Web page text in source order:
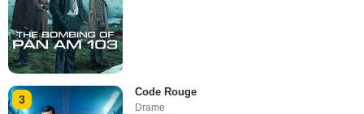
3
Code Rouge
Drame